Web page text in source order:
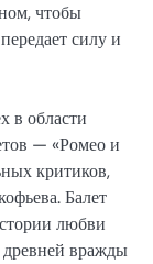
чтобы
силу и
в области
— «Ромео и
критиков,
Балет
любви
древней вражды